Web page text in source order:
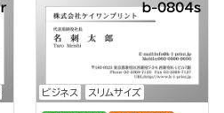
ビジネス スリムサイズ
b-0804s